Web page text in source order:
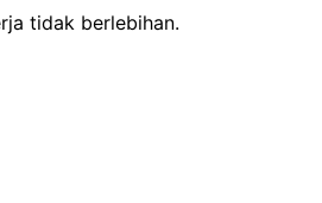
tidak berlebihan.